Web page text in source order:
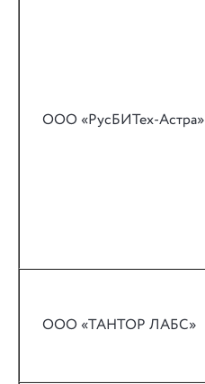
ООО «РусБИТех-Астра»
ООО «ТАНТОР ЛАБС»